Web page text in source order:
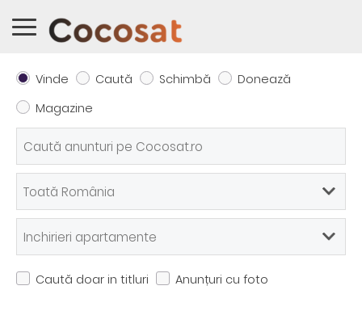
Vinde Caută Schimbă
Donează
Magazine
Caută doar in titluri Anunțuri cu foto